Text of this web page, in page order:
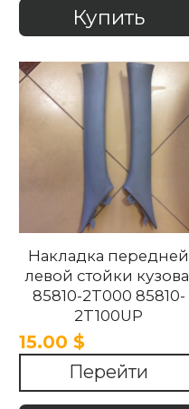
Купить
Накладка передней
левой стойки кузова
85810-2T000 85810-
2T100UP
858102T100UP
858102T000 Kia
Optima 2010 -2015.
15.00 $
Перейти